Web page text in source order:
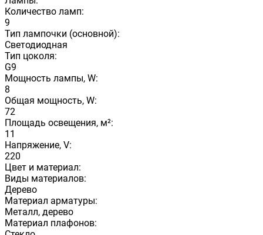
Количество ламп:
9
Тип лампочки (основной):
Светодиодная
Тип цоколя:
G9
Мощность лампы, W:
8
Общая мощность, W:
72
Площадь освещения, м²:
11
Напряжение, V:
220
Цвет и материал:
Виды материалов:
Дерево
Материал арматуры:
Металл, дерево
Материал плафонов: